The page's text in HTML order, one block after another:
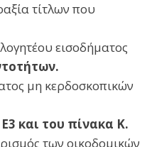
τίτλων που
εισοδήματος
μη κερδοσκοπικών
και του πίνακα Κ.
των οικοδομικών